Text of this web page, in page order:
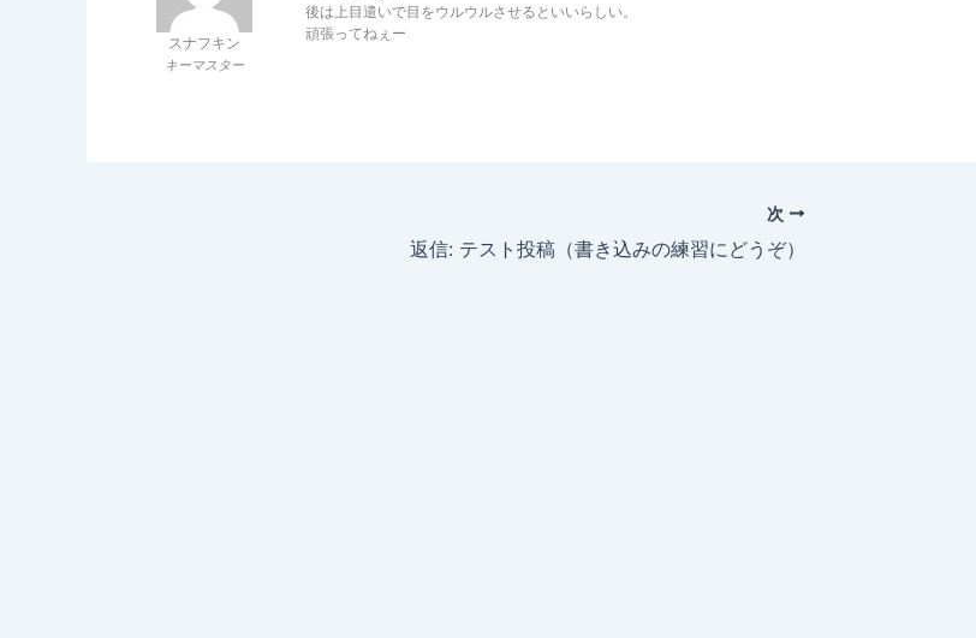
スナフキン
キーマスター
後は上目遣いで目をウルウルさせるといいらしい。
頑張ってねぇー
次
返信: テスト投稿（書き込みの練習にどうぞ）